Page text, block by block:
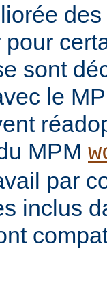
sont
le
MPM
par
inclus